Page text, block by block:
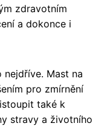
zdravotním
a dokonce i
Mast na
pro zmírnění
také k
stravy a životního